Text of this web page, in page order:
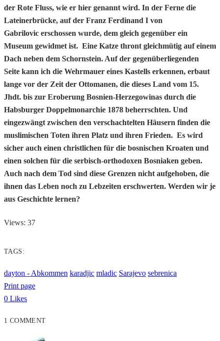
der Rote Fluss, wie er hier genannt wird. In der Ferne die
Lateinerbrücke, auf der Franz Ferdinand I von
Gabrilovic erschossen wurde, dem gleich gegenüber ein
Museum gewidmet ist. Eine Katze thront gleichmütig auf einem
Dach neben dem Schornstein. Auf der gegenüberliegenden
Seite kann ich die Wehrmauer eines Kastells erkennen, erbaut
lange vor der Zeit der Ottomanen, die dieses Land vom 15.
Jhdt. bis zur Eroberung Bosnien-Herzegowinas durch die
Habsburger Doppelmonarchie 1878 beherrschten. Und
eingezwängt zwischen den verschachtelten Häusern finden die
muslimischen Toten ihren Platz und ihren Frieden. Es wird
sicher auch einen christlichen für die bosnischen Kroaten und
einen solchen für die serbisch-orthodoxen Bosniaken geben.
Auch nach dem Tod sind diese Grenzen nicht aufgehoben, die
ihnen das Leben noch zu Lebzeiten erschwerten. Werden wir je
aus Geschichte lernen?
Views: 37
TAGS:
dayton - Abkommen karadjic mladic Sarajevo sebrenica
Print page
0 Likes
1 COMMENT